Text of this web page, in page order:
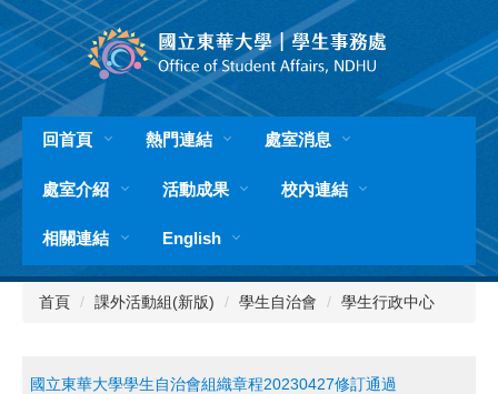
跳
到
主
要
內
容
區
回首頁 熱門連結 處室消息
處室介紹 活動成果 校內連結
相關連結 English
首頁 課外活動組(新版) 學生自治會 學生行政中心
國立東華大學學生自治會組織章程20230427修訂通過